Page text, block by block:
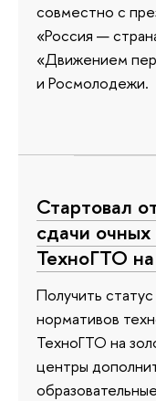
совместно с
«Россия —
«Движением
и Росмолодежи.
Стартовал
сдачи
ТехноГТО
Получить
нормативов
ТехноГТО на
центры